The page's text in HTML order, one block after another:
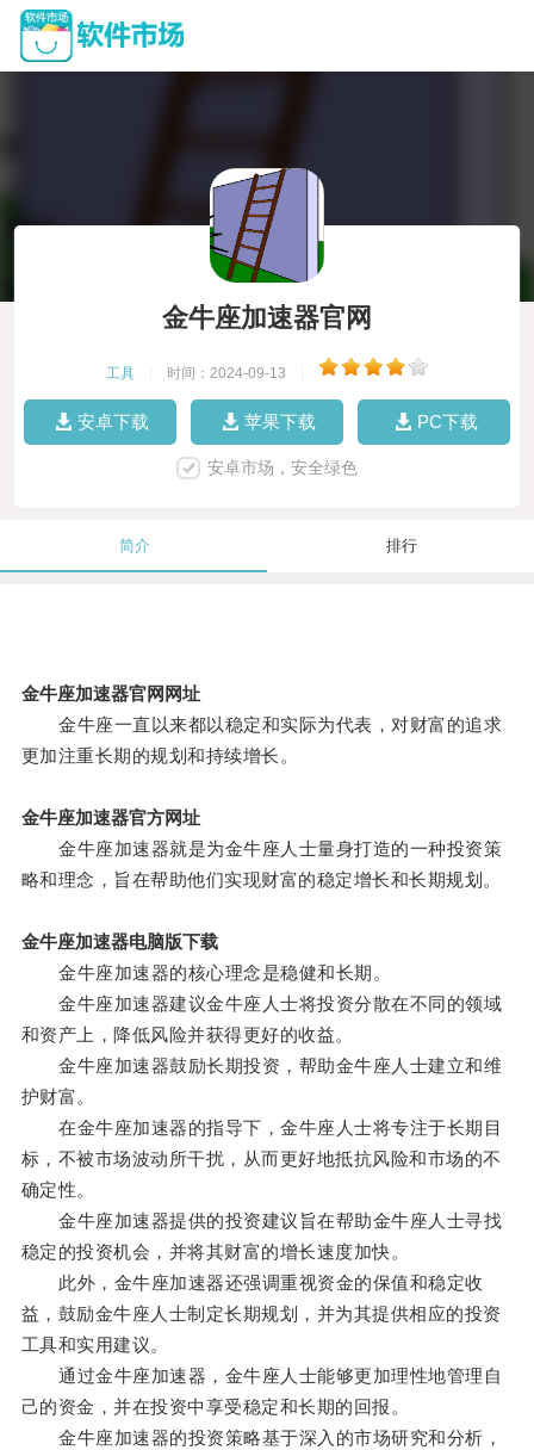
金牛座加速器官网
工具 时间：2024-09-13
安卓下载 苹果下载 PC下载
安卓市场，安全绿色
简介 排行
金牛座加速器官网网址
金牛座一直以来都以稳定和实际为代表，对财富的追求
更加注重长期的规划和持续增长。
金牛座加速器官方网址
金牛座加速器就是为金牛座人士量身打造的一种投资策
略和理念，旨在帮助他们实现财富的稳定增长和长期规划。
金牛座加速器电脑版下载
金牛座加速器的核心理念是稳健和长期。
金牛座加速器建议金牛座人士将投资分散在不同的领域
和资产上，降低风险并获得更好的收益。
金牛座加速器鼓励长期投资，帮助金牛座人士建立和维
护财富。
在金牛座加速器的指导下，金牛座人士将专注于长期目
标，不被市场波动所干扰，从而更好地抵抗风险和市场的不
确定性。
金牛座加速器提供的投资建议旨在帮助金牛座人士寻找
稳定的投资机会，并将其财富的增长速度加快。
此外，金牛座加速器还强调重视资金的保值和稳定收
益，鼓励金牛座人士制定长期规划，并为其提供相应的投资
工具和实用建议。
通过金牛座加速器，金牛座人士能够更加理性地管理自
己的资金，并在投资中享受稳定和长期的回报。
金牛座加速器的投资策略基于深入的市场研究和分析，